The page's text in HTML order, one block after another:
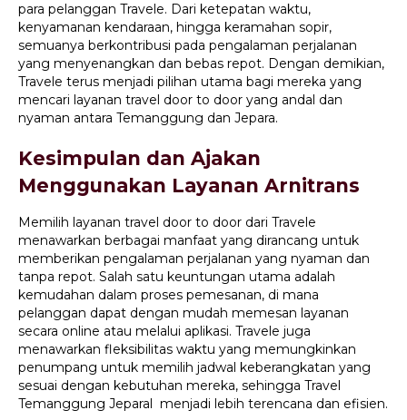
para pelanggan Travele. Dari ketepatan waktu,
kenyamanan kendaraan, hingga keramahan sopir,
semuanya berkontribusi pada pengalaman perjalanan
yang menyenangkan dan bebas repot. Dengan demikian,
Travele terus menjadi pilihan utama bagi mereka yang
mencari layanan travel door to door yang andal dan
nyaman antara Temanggung dan Jepara.
Kesimpulan dan Ajakan
Menggunakan Layanan Arnitrans
Memilih layanan travel door to door dari Travele
menawarkan berbagai manfaat yang dirancang untuk
memberikan pengalaman perjalanan yang nyaman dan
tanpa repot. Salah satu keuntungan utama adalah
kemudahan dalam proses pemesanan, di mana
pelanggan dapat dengan mudah memesan layanan
secara online atau melalui aplikasi. Travele juga
menawarkan fleksibilitas waktu yang memungkinkan
penumpang untuk memilih jadwal keberangkatan yang
sesuai dengan kebutuhan mereka, sehingga Travel
Temanggung Jeparal menjadi lebih terencana dan efisien.